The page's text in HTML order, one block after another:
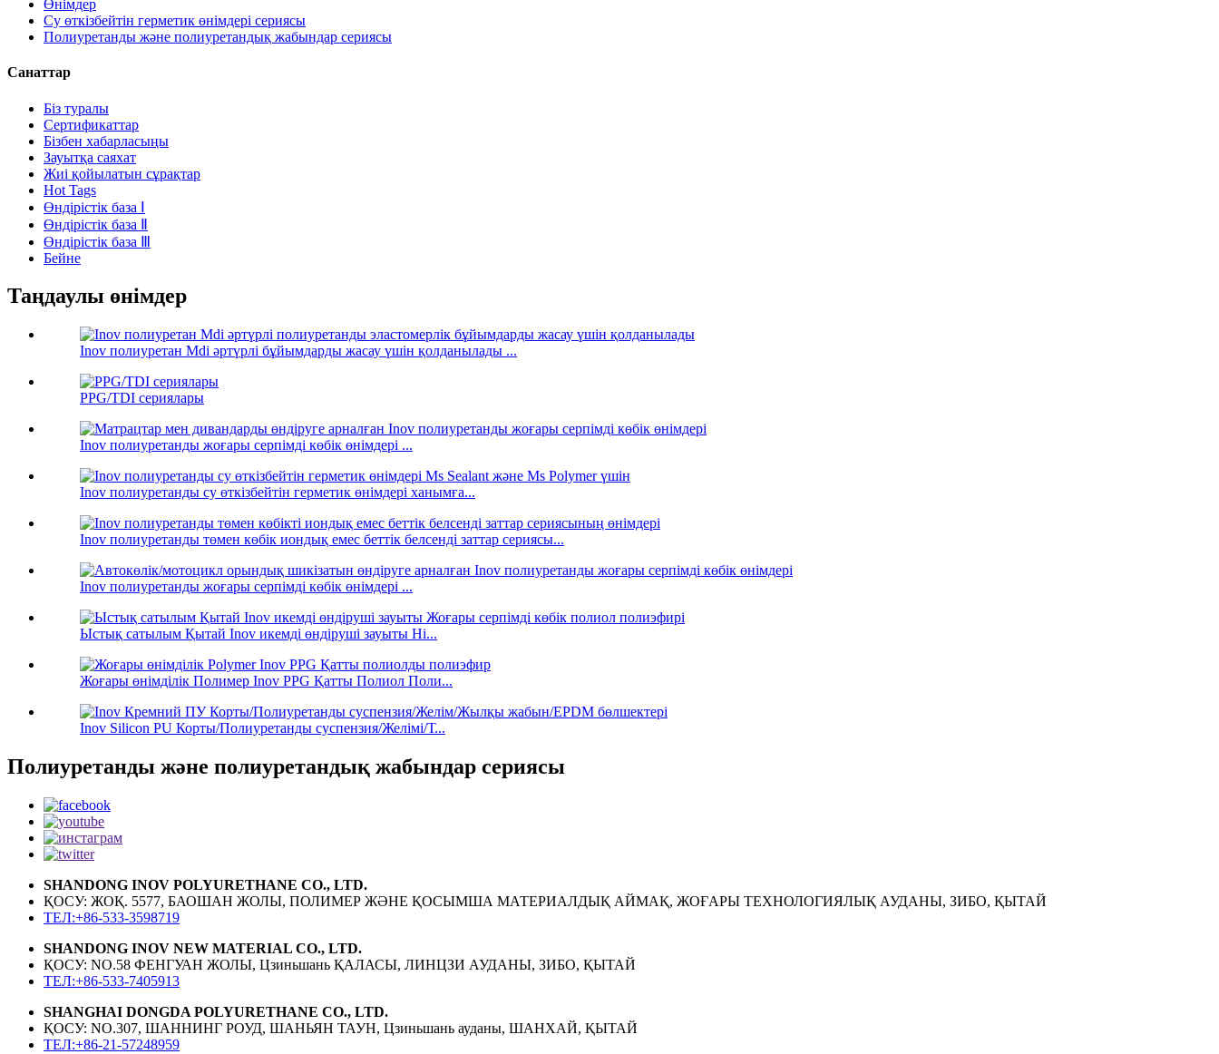
Өнімдер
Су өткізбейтін герметик өнімдері сериясы
Полиуретанды және полиуретандық жабындар сериясы
Санаттар
Біз туралы
Сертификаттар
Бізбен хабарласыңы
Зауытқа саяхат
Жиі қойылатын сұрақтар
Hot Tags
Өндірістік база Ⅰ
Өндірістік база Ⅱ
Өндірістік база Ⅲ
Бейне
Таңдаулы өнімдер
Inov полиуретан Mdi әртүрлі бұйымдарды жасау үшін қолданылады ...
PPG/TDI сериялары
Inov полиуретанды жоғары серпімді көбік өнімдері ...
Inov полиуретанды су өткізбейтін герметик өнімдері ханымға...
Inov полиуретанды төмен көбік иондық емес беттік белсенді заттар сериясы...
Inov полиуретанды жоғары серпімді көбік өнімдері ...
Ыстық сатылым Қытай Inov икемді өндіруші зауыты Hi...
Жоғары өнімділік Полимер Inov PPG Қатты Полиол Поли...
Inov Silicon PU Корты/Полиуретанды суспензия/Желімі/Т...
Полиуретанды және полиуретандық жабындар сериясы
SHANDONG INOV POLYURETHANE CO., LTD.
ҚОСУ: ЖОҚ. 5577, БАОШАН ЖОЛЫ, ПОЛИМЕР ЖӘНЕ ҚОСЫМША МАТЕРИАЛДЫҚ АЙМАҚ, ЖОҒАРЫ ТЕХНОЛОГИЯЛЫҚ АУДАНЫ, ЗИБО, ҚЫТАЙ
ТЕЛ:+86-533-3598719
SHANDONG INOV NEW MATERIAL CO., LTD.
ҚОСУ: NO.58 ФЕНГУАН ЖОЛЫ, Цзиньшань ҚАЛАСЫ, ЛИНЦЗИ АУДАНЫ, ЗИБО, ҚЫТАЙ
ТЕЛ:+86-533-7405913
SHANGHAI DONGDA POLYURETHANE CO., LTD.
ҚОСУ: NO.307, ШАННИНГ РОУД, ШАНЬЯН ТАУН, Цзиньшань ауданы, ШАНХАЙ, ҚЫТАЙ
ТЕЛ:+86-21-57248959